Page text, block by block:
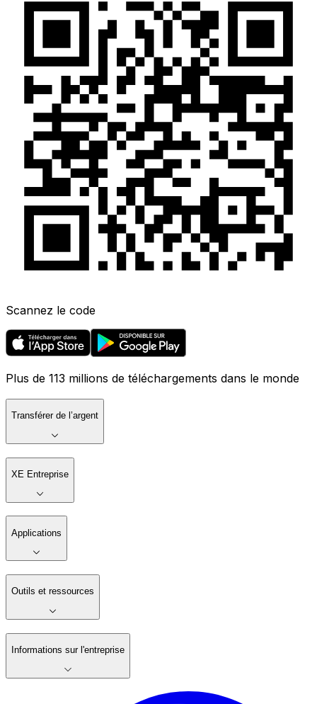
Scannez le code
Plus de 113 millions de téléchargements dans le monde
Transférer de l’argent
XE Entreprise
Applications
Outils et ressources
Informations sur l'entreprise